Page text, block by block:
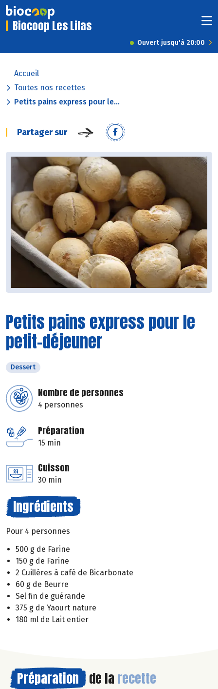
Biocoop Les Lilas
Ouvert jusqu'à 20:00
Accueil
Toutes nos recettes
Petits pains express pour le...
Partager sur
Petits pains express pour le
petit-déjeuner
Dessert
Nombre de personnes
4 personnes
Préparation
15 min
Cuisson
30 min
Ingrédients
Pour 4 personnes
500 g de Farine
150 g de Farine
2 Cuillères à café de Bicarbonate
60 g de Beurre
Sel fin de guérande
375 g de Yaourt nature
180 ml de Lait entier
Préparation de la recette